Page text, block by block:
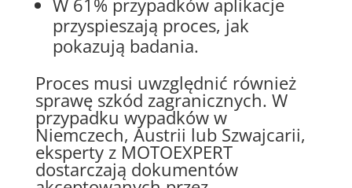
przyspieszają proces, jak
pokazują badania.
Proces musi uwzględnić również
sprawę szkód zagranicznych. W
przypadku wypadków w
Niemczech, Austrii lub Szwajcarii,
eksperty z MOTOEXPERT
dostarczają dokumentów